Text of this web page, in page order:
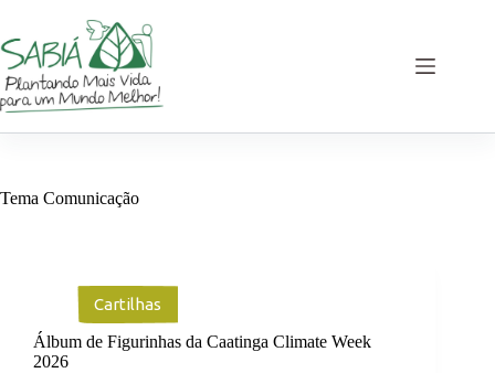
o
conteúdo
Tema Comunicação
Cartilhas
Álbum de Figurinhas da Caatinga Climate Week
2026